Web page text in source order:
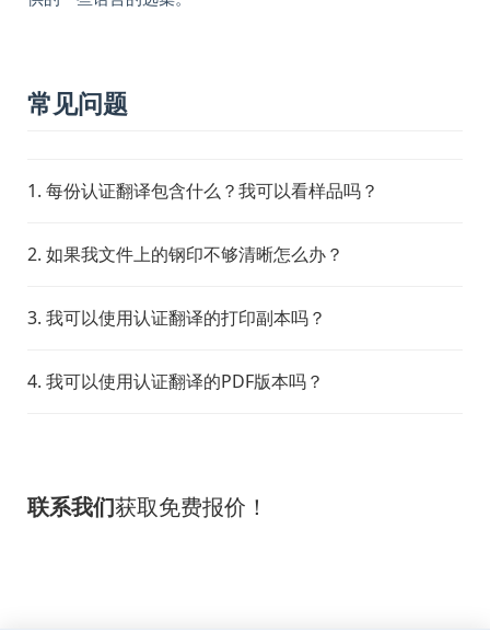
常见问题
1. 每份认证翻译包含什么？我可以看样品吗？
2. 如果我文件上的钢印不够清晰怎么办？
3. 我可以使用认证翻译的打印副本吗？
4. 我可以使用认证翻译的PDF版本吗？
联系我们获取免费报价！